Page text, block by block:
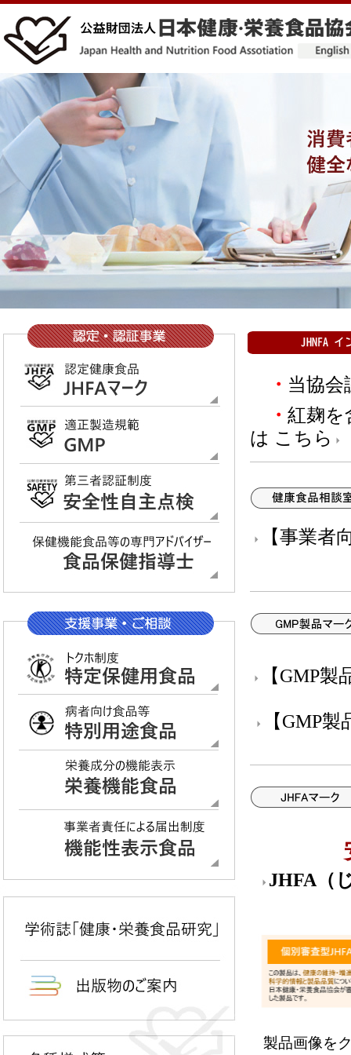
・ 当協
・ 紅麹を
は こちら
【事業者
【GMP
【GMP
JHFA（
製品画像を